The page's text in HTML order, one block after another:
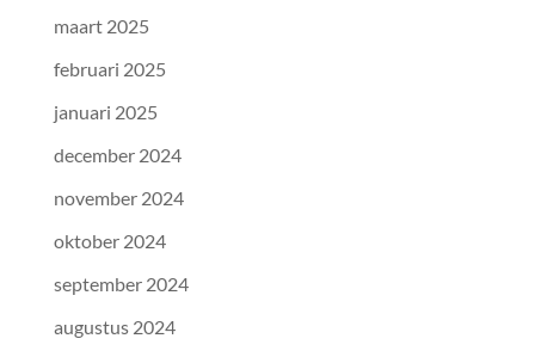
maart 2025
februari 2025
januari 2025
december 2024
november 2024
oktober 2024
september 2024
augustus 2024